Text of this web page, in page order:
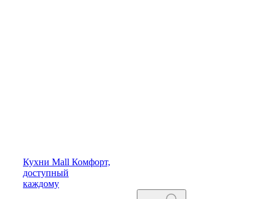
Кухни Mall Комфорт,
доступный
каждому